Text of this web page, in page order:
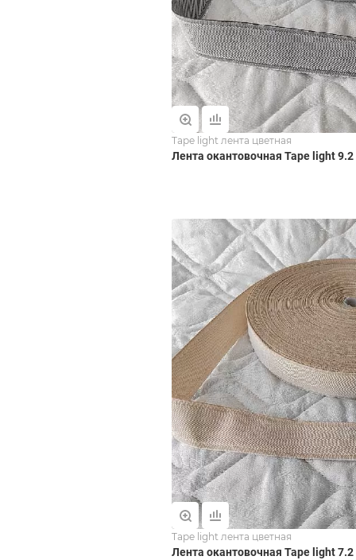
Tape light лента цветная
Лента окантовочная Tape light
Tape light лента цветная
Лента окантовочная Tape light